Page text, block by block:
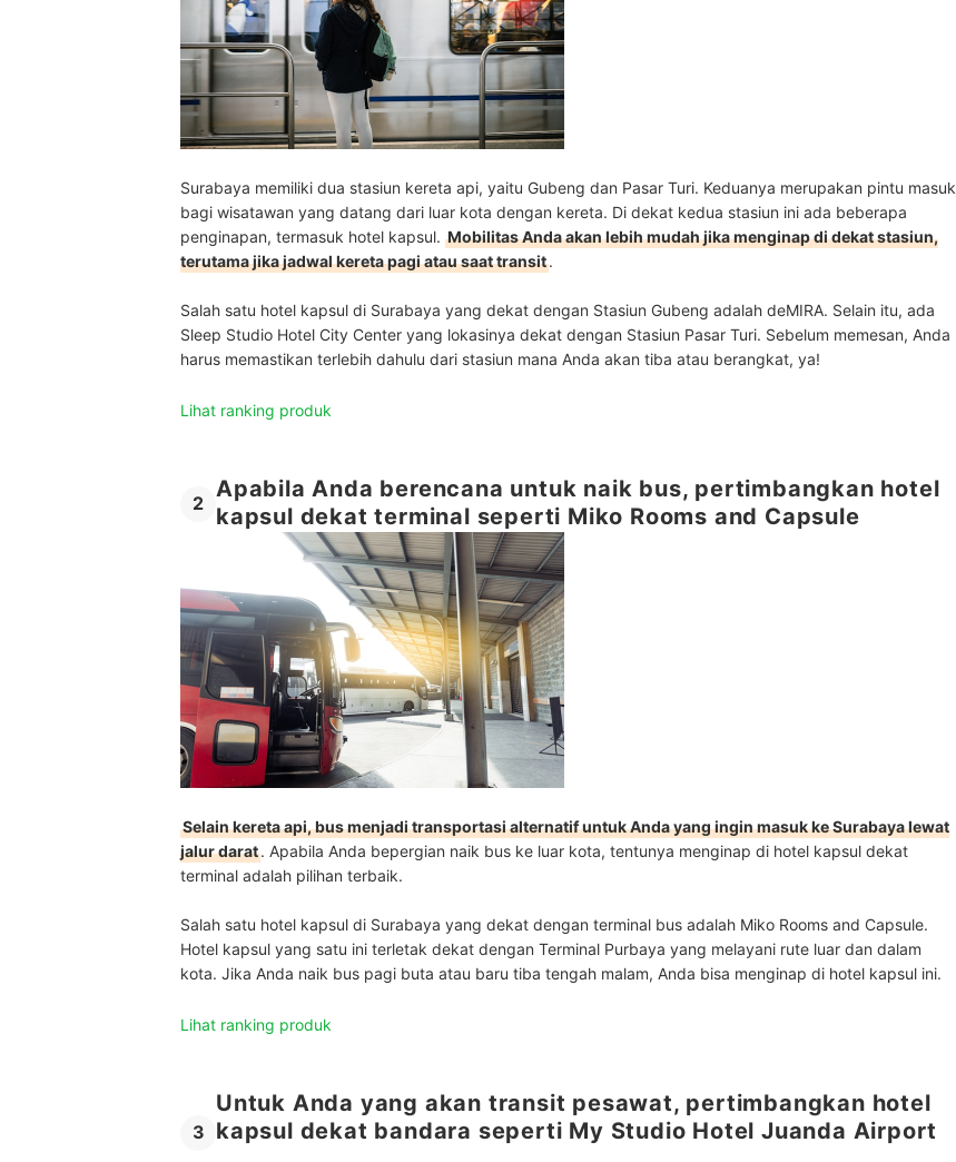
Surabaya memiliki dua stasiun kereta api, yaitu Gubeng dan Pasar Turi. Keduanya merupakan pintu masuk
bagi wisatawan yang datang dari luar kota dengan kereta. Di dekat kedua stasiun ini ada beberapa
penginapan, termasuk hotel kapsul. Mobilitas Anda akan lebih mudah jika menginap di dekat stasiun,
terutama jika jadwal kereta pagi atau saat transit.
Salah satu hotel kapsul di Surabaya yang dekat dengan Stasiun Gubeng adalah deMIRA. Selain itu, ada
Sleep Studio Hotel City Center yang lokasinya dekat dengan Stasiun Pasar Turi. Sebelum memesan, Anda
harus memastikan terlebih dahulu dari stasiun mana Anda akan tiba atau berangkat, ya!
Lihat ranking produk
2
Apabila Anda berencana untuk naik bus, pertimbangkan hotel
kapsul dekat terminal seperti Miko Rooms and Capsule
Selain kereta api, bus menjadi transportasi alternatif untuk Anda yang ingin masuk ke Surabaya lewat
jalur darat. Apabila Anda bepergian naik bus ke luar kota, tentunya menginap di hotel kapsul dekat
terminal adalah pilihan terbaik.
Salah satu hotel kapsul di Surabaya yang dekat dengan terminal bus adalah Miko Rooms and Capsule.
Hotel kapsul yang satu ini terletak dekat dengan Terminal Purbaya yang melayani rute luar dan dalam
kota. Jika Anda naik bus pagi buta atau baru tiba tengah malam, Anda bisa menginap di hotel kapsul ini.
Lihat ranking produk
3
Untuk Anda yang akan transit pesawat, pertimbangkan hotel
kapsul dekat bandara seperti My Studio Hotel Juanda Airport